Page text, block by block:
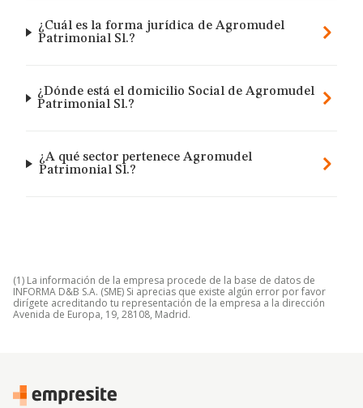
¿Cuál es la forma jurídica de Agromudel
Patrimonial Sl.?
¿Dónde está el domicilio Social de Agromudel
Patrimonial Sl.?
¿A qué sector pertenece Agromudel
Patrimonial Sl.?
(1) La información de la empresa procede de la base de datos de
INFORMA D&B S.A. (SME) Si aprecias que existe algún error por favor
dirígete acreditando tu representación de la empresa a la dirección
Avenida de Europa, 19, 28108, Madrid.